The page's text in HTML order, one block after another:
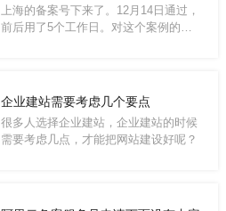
上海的备案号下来了。12月14日通过，
前后用了5个工作日。对这个案例的客
企业建站需要考虑几个要点
很多人选择企业建站，企业建站的时候
需要考虑几点，才能把网站建设好呢？